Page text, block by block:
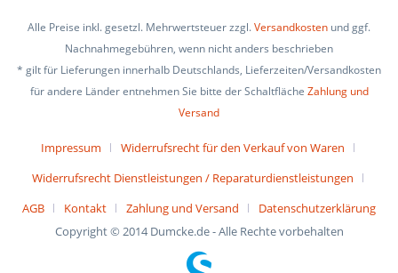
Alle Preise inkl. gesetzl. Mehrwertsteuer zzgl.Versandkosten und ggf.
Nachnahmegebühren, wenn nicht anders beschrieben
* gilt für Lieferungen innerhalb Deutschlands, Lieferzeiten/Versandkosten
für andere Länder entnehmen Sie bitte der Schaltfläche Zahlung und
Versand
Impressum
Widerrufsrecht für den Verkauf von Waren
Widerrufsrecht Dienstleistungen / Reparaturdienstleistungen
AGB
Kontakt Zahlung und Versand
Datenschutzerklärung
Copyright © 2014 Dumcke.de - Alle Rechte vorbehalten